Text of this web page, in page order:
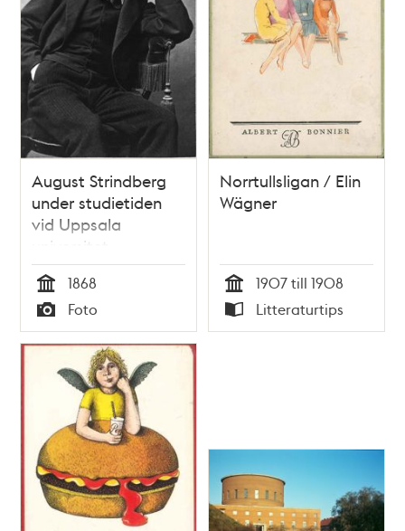
August Strindberg
under studietiden
vid Uppsala
universitet
Tid
1868
Typ
Foto
Norrtullsligan / Elin
Wägner
Tid
1907 till 1908
Typ
Litteraturtips